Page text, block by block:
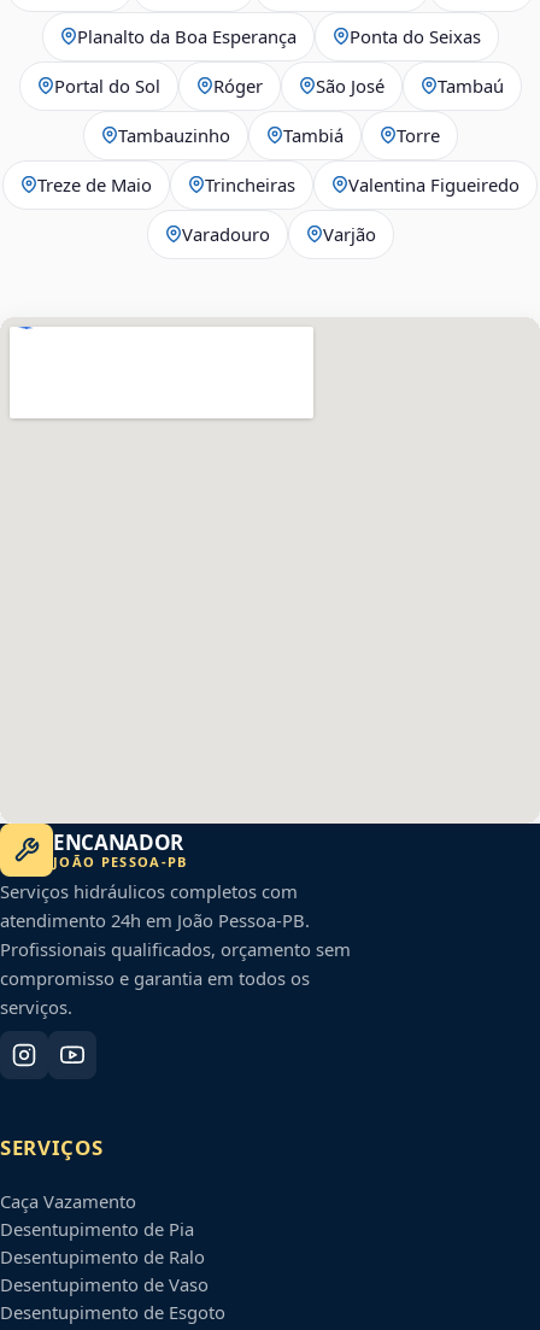
Planalto da Boa Esperança Ponta do Seixas
Portal do Sol Róger São José Tambaú
Tambauzinho Tambiá Torre
Treze de Maio Trincheiras Valentina Figueiredo
Varadouro Varjão
ENCANADOR
JOÃO PESSOA -PB
Serviços hidráulicos completos com
atendimento 24h em João Pessoa-PB.
Profissionais qualificados, orçamento sem
compromisso e garantia em todos os
serviços.
SERVIÇOS
Caça Vazamento
Desentupimento de Pia
Desentupimento de Ralo
Desentupimento de Vaso
Desentupimento de Esgoto